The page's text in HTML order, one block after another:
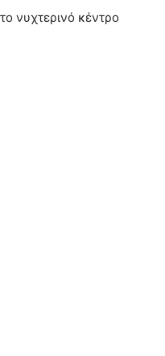
νυχτερινό κέντρο